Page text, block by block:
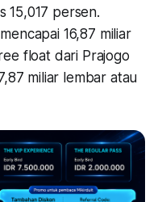
15,017 persen.
16,87 miliar
float dari Prajogo
miliar lembar atau